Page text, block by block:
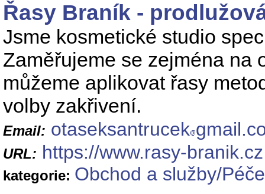
Řasy Braník -
Jsme kosmetické studio
Zaměřujeme se zejména na
můžeme aplikovat řasy
volby zakřivení.
Email: otaseksantrucek
URL: https://www.rasy-branik.cz
kategorie: Obchod a služby/